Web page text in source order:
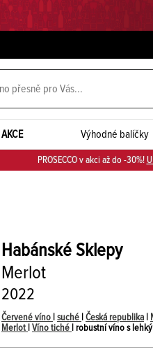
AKCE Výhodné balíčky
PROSECCO v akci až do -30%!
Habánské Sklepy
Merlot
2022
Červené víno suché Česká republika
Merlot
Víno tiché | robustní víno s